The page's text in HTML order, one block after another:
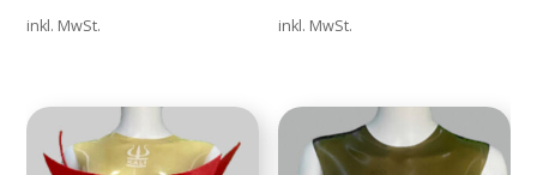
inkl. MwSt. inkl. MwSt.